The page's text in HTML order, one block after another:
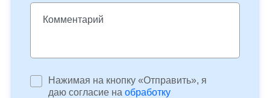
Нажимая на кнопку «Отправить», я
даю согласие на обработку